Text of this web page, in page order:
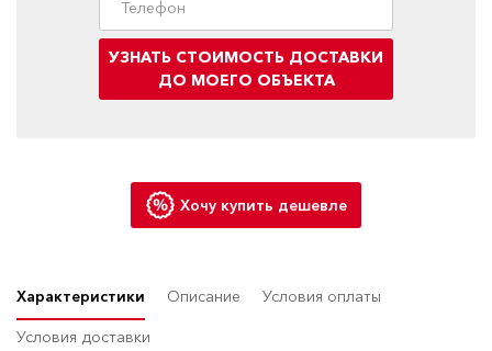
УЗНАТЬ СТОИМОСТЬ ДОСТАВКИ
ДО МОЕГО ОБЪЕКТА
Хочу купить дешевле
Характеристики Описание Условия оплаты
Условия доставки